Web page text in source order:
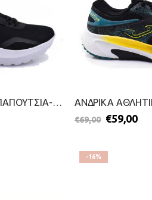
ΑΝΔΡΙΚΑ ΑΘΛΗΤΙΚΑ ΠΑΠΟΥΤΣΙΑ-JOMA-2499-0175-ΜΑΥΡΟ
€69,00 €59,00
-16%